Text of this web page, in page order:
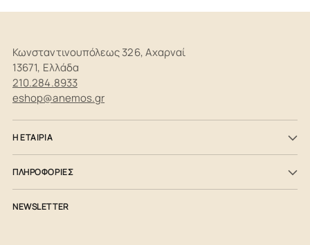
Κωνσταντινουπόλεως 326, Αχαρναί
13671, Ελλάδα
210.284.8933
eshop@anemos.gr
Η ΕΤΑΙΡΙΑ
ΠΛΗΡΟΦΟΡΙΕΣ
NEWSLETTER